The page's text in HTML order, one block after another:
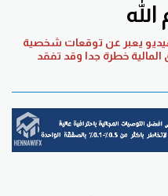
يعبر عن توقعات شخصية
خطرة جدا وقد تفقد